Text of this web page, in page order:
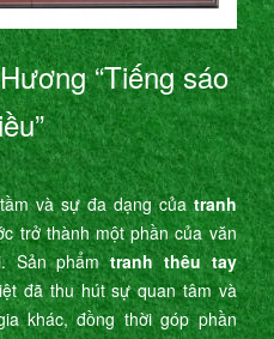
“Tiếng sáo
và sự đa dạng củatranh
trở thành một phần của văn
Sản phẩmtranh thêu tay
đã thu hút sự quan tâm và
khác, đồng thời góp phần